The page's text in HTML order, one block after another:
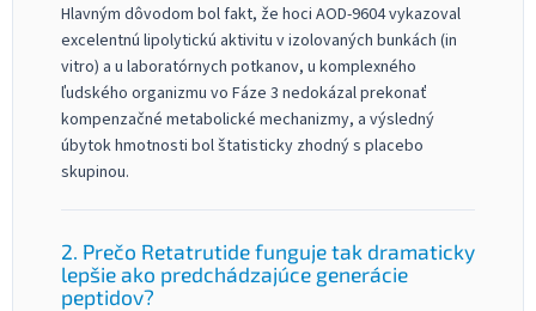
Hlavným dôvodom bol fakt, že hoci AOD-9604 vykazoval
excelentnú lipolytickú aktivitu v izolovaných bunkách (in
vitro) a u laboratórnych potkanov, u komplexného
ľudského organizmu vo Fáze 3 nedokázal prekonať
kompenzačné metabolické mechanizmy, a výsledný
úbytok hmotnosti bol štatisticky zhodný s placebo
skupinou.
2. Prečo Retatrutide funguje tak dramaticky
lepšie ako predchádzajúce generácie
peptidov?